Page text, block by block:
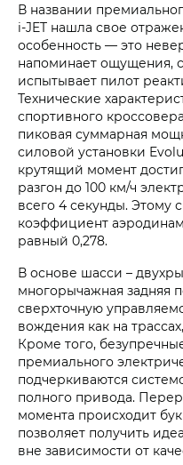
В названии
i‑JET нашла свое
особенность — это
напоминает ощущения,
испытывает пилот
Технические
спортивного
пиковая суммарная
силовой установки
крутящий момент
разгон до 100 км/ч
всего 4 секунды. Этому
коэффициент
равный 0,278.
В основе шасси –
многорычажная задняя
сверхточную
вождения как на
Кроме того,
премиального
подчеркиваются
полного привода.
момента происходит
позволяет получить
вне зависимости от